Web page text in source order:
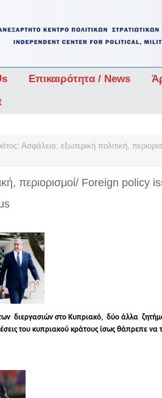
Επικαιρότητα / News
Ασφάλεια, εξωτερική πολιτική,
περιορισμοί/ Foreign policy
διεργασιών στο Κυπριακό, δύο άλλα
του κυπριακού κράτους ίσως θάπρεπε να